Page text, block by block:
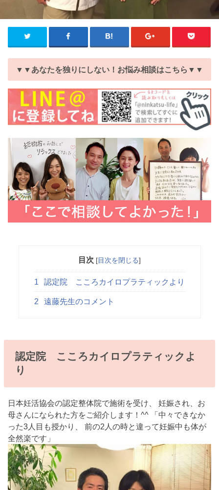
▼▼あなたを独りにしない！お悩み相談はこちら▼▼
目次 [目次を閉じる]
1 認定院 こころカイロプラティックより
2 遠藤先生のコメント
認定院 こころカイロプラティックよ
り
日本妊活協会の認定整体院で施術を受け、 妊娠され、お
母さんになられた方をご紹介します！^^ 「中々できなか
った3人目も授かり、 前の2人の時と違って妊娠中も体が
全然楽です」